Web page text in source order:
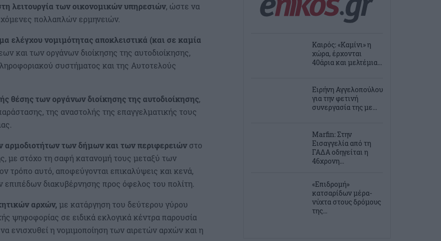
λειτουργία των οικονομικών υπηρεσιών, ώστε να
πολλαπλών ερμηνειών.
ελέγχου νομιμότητας αποκλειστικά (και σε καμία
και των οργάνων διοίκησης της αυτοδιοίκησης,
συστήματος και της Αυτοτελούς
θέσης των οργάνων διοίκησης της αυτοδιοίκησης,
της αναστολής της επαγγελματικής τους
των δήμων και των περιφερειώνστο
με στόχο τη σαφή κατανομή τους μεταξύ των
τρόπο αυτό, αποφεύγονται επικαλύψεις και κενά,
επιπέδων διακυβέρνησης προς όφελος του πολίτη.
αρχών, με κατάργηση του δεύτερου γύρου
ψηφοφορίας σε ειδικά εκλογικά κέντρα παρουσία
ενισχυθεί η νομιμοποίηση των αιρετών αρχών και η
Καιρός: «Καμίνι» η
χώρα, έρχονται
40άρια και μελτέμια...
Ειρήνη Αγγελοπούλου
για την φετινή
συνεργασία της με...
Marfin: Στην
Εισαγγελία από τη
ΓΑΔΑ οδηγείται η
46χρονη...
«Επιδρομή»
κατσαρίδων μέρα-
νύχτα στους δρόμους
της...